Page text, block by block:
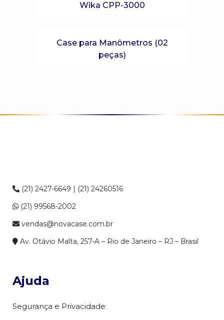
Wika CPP-3000
Case para Manômetros (02
peças)
(21) 2427-6649 | (21) 24260516
(21) 99568-2002
vendas@novacase.com.br
Av. Otávio Malta, 257-A – Rio de Janeiro – RJ – Brasil
Ajuda
Segurança e Privacidade